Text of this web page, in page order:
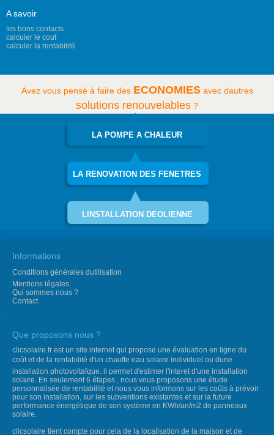
A savoir
les bons contacts
calculer le cout
calculer la rentabilité
Avez vous pensé à faire des ECONOMIESavec dautres
solutions renouvelables ?
LA POMPE A CHALEUR
LA RENOVATION DES FENETRES
LINSTALLATION DEOLIENNE
Informations
Conditions générales dutilisation
Mentions légales
Qui sommes nous ?
Contact
Que proposons nous ?
clicsolaire.fr est un site internet qui propose une évaluation en ligne du
coût et de la rentabilité d'un chauffe eau solaire individuel ou dune
installation photovoltaïque. il permet d'estimer l'interet d'une installation
solaire. En seulement 6 étapes , nous vous proposons une étude
personnalisée de rentabilité et nous vous informons sur les coûts à prévoir
pour son installation, sur les subventions existantes et sur la future
performance énergétique de son système en KWh/an/m2 de panneaux
solaire.
clicsolaire tient compte pour cela de la localisation de la maison et de